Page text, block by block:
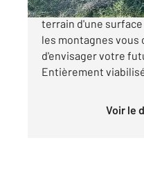
Situé à Figari, à 10
terrain d'une surface
les montagnes
d'envisager votre
Entièrement
Voir le